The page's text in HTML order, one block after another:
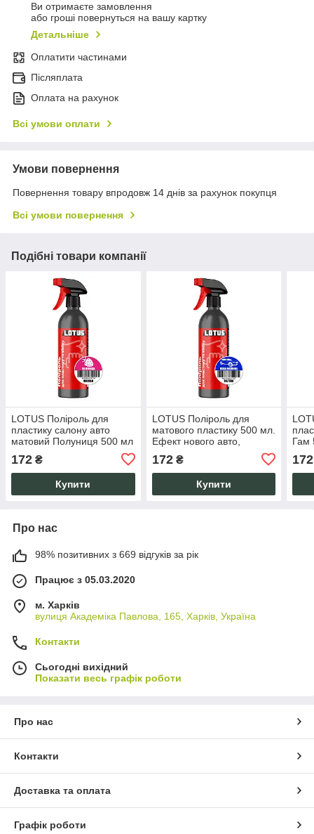
Ви отримаєте замовлення
або гроші повернуться на вашу картку
Детальніше
Оплатити частинами
Післяплата
Оплата на рахунок
Всі умови оплати
Умови повернення
Повернення товару впродовж 14 днів за рахунок покупця
Всі умови повернення
Подібні товари компанії
LOTUS Поліроль для
пластику салону авто
матовий Полуниця 500 мл
з УФ-захистом, антистатик
172 ₴
Купити
LOTUS Поліроль для
матового пластику 500 мл.
Ефект нового авто,
очищення, захист салону
та екстер'єру, УФ
172₴
Купити
Гам
172
Про нас
98% позитивних з 669 відгуків за рік
Працює з 05.03.2020
м. Харків
вулиця Академіка Павлова, 165, Харків, Україна
Контакти
Сьогодні вихідний
Показати весь графік роботи
Про нас
Контакти
Доставка та оплата
Графік роботи